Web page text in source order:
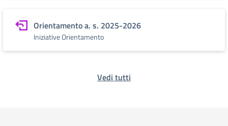
Orientamento a. s. 2025-2026
Iniziative Orientamento
Vedi tutti